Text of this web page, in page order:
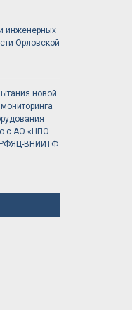
инженерных
Орловской
новой
с АО «НПО
РФЯЦ-ВНИИТФ